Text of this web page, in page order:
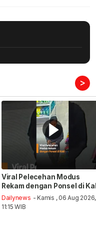
>
Viral Pelecehan Modus
Rekam dengan Ponsel di
Dailynews - Kamis , 06 Aug 2026,
11:15 WIB